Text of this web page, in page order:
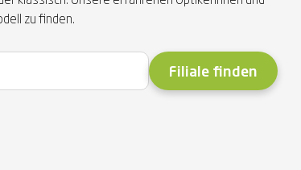
zu finden.
Filiale finden